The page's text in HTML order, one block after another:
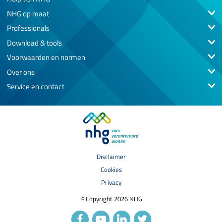
NHG op maat
Professionals
Download & tools
Voorwaarden en normen
Over ons
Service en contact
© Copyright 2026 NHG
Disclaimer
Cookies
Privacy